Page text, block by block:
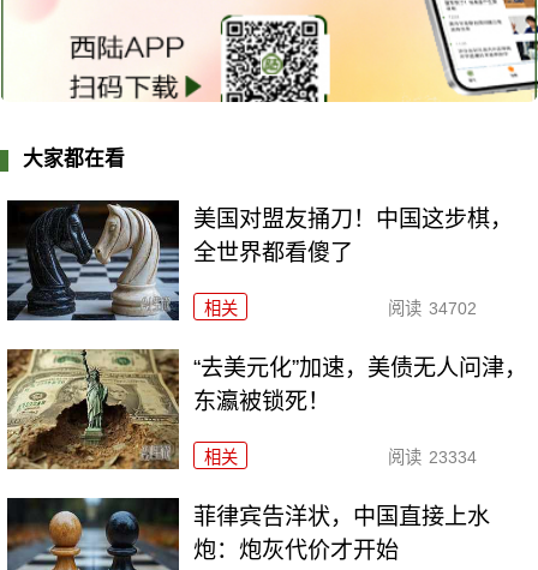
大家都在看
美国对盟友捅刀！中国这步棋，
全世界都看傻了
相关 阅读 34702
“去美元化”加速，美债无人问津，
东瀛被锁死！
相关 阅读 23334
菲律宾告洋状，中国直接上水
炮：炮灰代价才开始